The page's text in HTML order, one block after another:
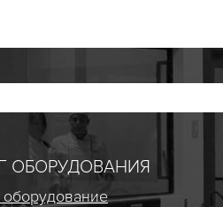
ОБОРУДОВАНИЯ